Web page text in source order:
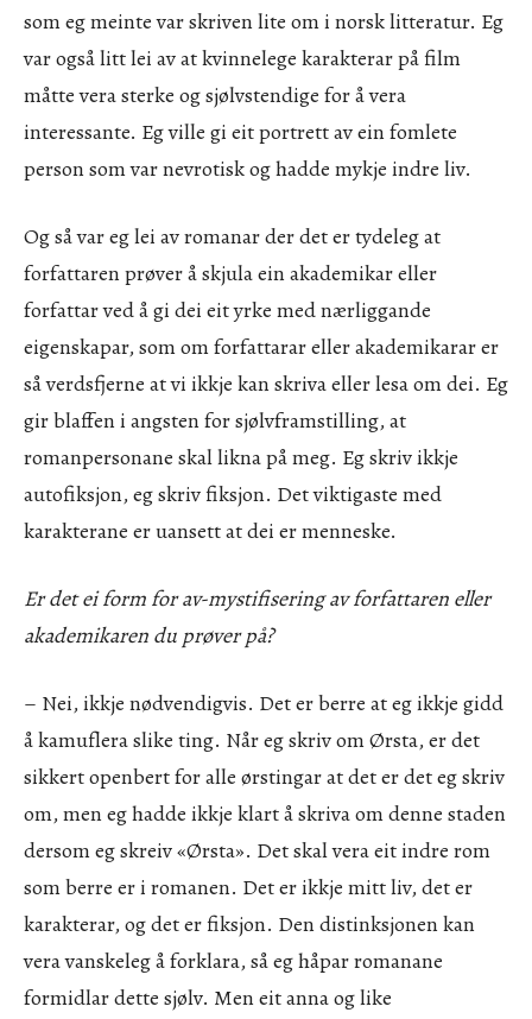
som eg meinte var skriven lite om i norsk litteratur. Eg
var også litt lei av at kvinnelege karakterar på film
måtte vera sterke og sjølvstendige for å vera
interessante. Eg ville gi eit portrett av ein fomlete
person som var nevrotisk og hadde mykje indre liv.
Og så var eg lei av romanar der det er tydeleg at
forfattaren prøver å skjula ein akademikar eller
forfattar ved å gi dei eit yrke med nærliggande
eigenskapar, som om forfattarar eller akademikarar er
så verdsfjerne at vi ikkje kan skriva eller lesa om dei. Eg
gir blaffen i angsten for sjølvframstilling, at
romanpersonane skal likna på meg. Eg skriv ikkje
autofiksjon, eg skriv fiksjon. Det viktigaste med
karakterane er uansett at dei er menneske.
Er det ei form for av-mystifisering av forfattaren eller
akademikaren du prøver på?
– Nei, ikkje nødvendigvis. Det er berre at eg ikkje gidd
å kamuflera slike ting. Når eg skriv om Ørsta, er det
sikkert openbert for alle ørstingar at det er det eg skriv
om, men eg hadde ikkje klart å skriva om denne staden
dersom eg skreiv «Ørsta». Det skal vera eit indre rom
som berre er i romanen. Det er ikkje mitt liv, det er
karakterar, og det er fiksjon. Den distinksjonen kan
vera vanskeleg å forklara, så eg håpar romanane
formidlar dette sjølv. Men eit anna og like